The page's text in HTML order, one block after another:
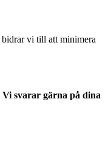
bidrar vi till att minimera
svarar gärna på dina